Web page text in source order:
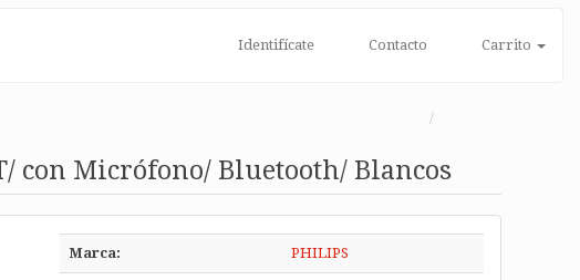
Identifícate Contacto Carrito
Micrófono/ Bluetooth/ Blancos
Marca: PHILIPS